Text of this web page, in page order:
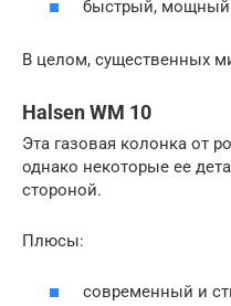
быстрый, мощный
В целом, существенных
Halsen WM 10
Эта газовая колонка от
однако некоторые ее
стороной.
Плюсы:
современный и